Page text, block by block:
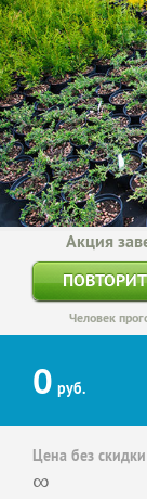
Акция
Человек
0 руб.
Цена без
∞